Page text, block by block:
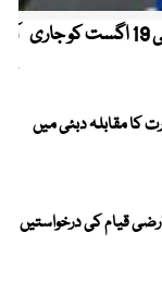
کیریبین پریمیئر لیگ ، قومی کرکٹرز کو این او سی 19 اگست کو جاری
اور بھارت کا مقابلہ دبئی میں
قیام کی درخواستیں